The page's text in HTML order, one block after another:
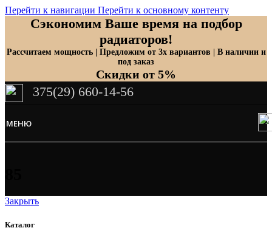
Перейти к навигации Перейти к основному контенту
Сэкономим Ваше время на подбор
радиаторов!
Рассчитаем мощность | Предложим от 3х вариантов | В наличии и
под заказ
Скидки от 5%
375(29) 660-14-56
МЕНЮ
Закрыть
Каталог